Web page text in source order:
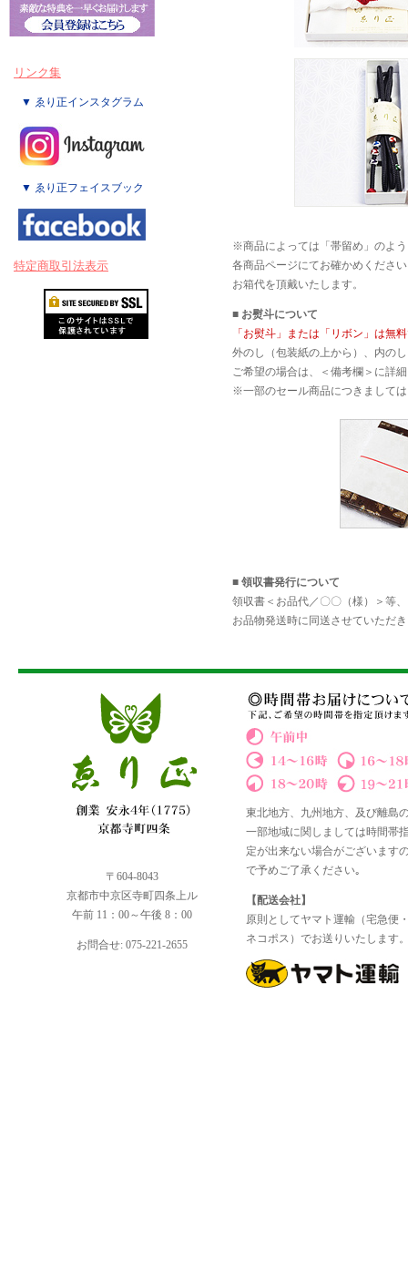
リンク集
▼ ゑり正インスタグラム
▼ ゑり正フェイスブック
特定商取引法表示
※商品によっては「帯留め」のよ
各商品ページにてお確かめくださ
お箱代を頂戴いたします。
■ お熨斗について
「お熨斗」または「リボン」は無
外のし（包装紙の上から）、内の
ご希望の場合は、＜備考欄＞に詳
※一部のセール商品につきまして
■ 領収書発行について
領収書＜お品代／〇〇（様）＞等
お品物発送時に同送させていただ
〒604-8043
京都市中京区寺町四条上ル
午前 11：00～午後 8：00
お問合せ: 075-221-2655
東北地方、九州地方、及び離島
一部地域に関しましては時間帯
定が出来ない場合がございます
で予めご了承ください｡
【配送会社】
原則としてヤマト運輸（宅急便
ネコポス）でお送りいたします